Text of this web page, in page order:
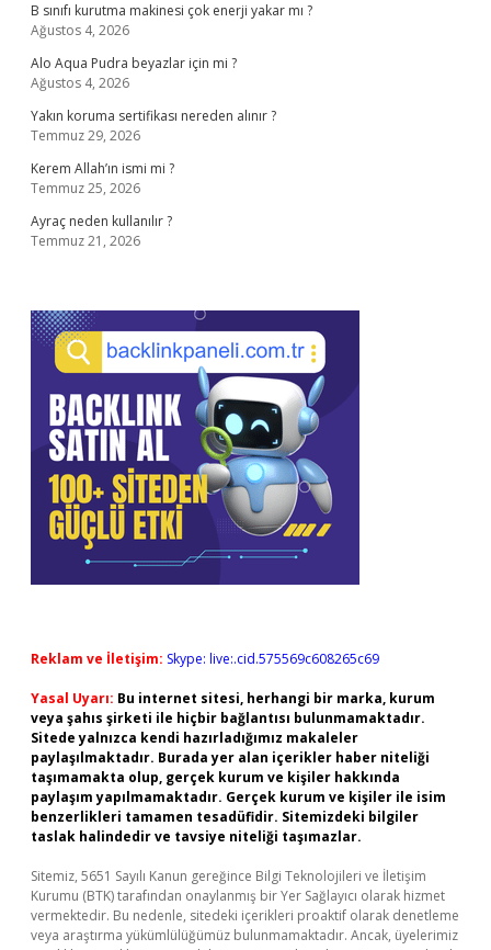
B sınıfı kurutma makinesi çok enerji yakar mı ?
Ağustos 4, 2026
Alo Aqua Pudra beyazlar için mi ?
Ağustos 4, 2026
Yakın koruma sertifikası nereden alınır ?
Temmuz 29, 2026
Kerem Allah’ın ismi mi ?
Temmuz 25, 2026
Ayraç neden kullanılır ?
Temmuz 21, 2026
Reklam ve İletişim: Skype: live:.cid.575569c608265c69
Yasal Uyarı: Bu internet sitesi, herhangi bir marka, kurum
veya şahıs şirketi ile hiçbir bağlantısı bulunmamaktadır.
Sitede yalnızca kendi hazırladığımız makaleler
paylaşılmaktadır. Burada yer alan içerikler haber niteliği
taşımamakta olup, gerçek kurum ve kişiler hakkında
paylaşım yapılmamaktadır. Gerçek kurum ve kişiler ile isim
benzerlikleri tamamen tesadüfidir. Sitemizdeki bilgiler
taslak halindedir ve tavsiye niteliği taşımazlar.
Sitemiz, 5651 Sayılı Kanun gereğince Bilgi Teknolojileri ve İletişim
Kurumu (BTK) tarafından onaylanmış bir Yer Sağlayıcı olarak hizmet
vermektedir. Bu nedenle, sitedeki içerikleri proaktif olarak denetleme
veya araştırma yükümlülüğümüz bulunmamaktadır. Ancak, üyelerimiz